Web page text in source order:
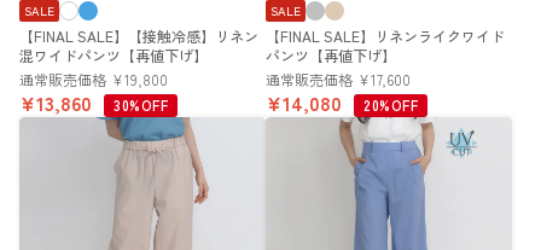
【FINAL SALE】【接触冷感】リネン
混ワイドパンツ【再値下げ】
SALE
通常販売価格 ¥19,800
¥13,860 30%OFF
【FINAL SALE】リネンライクワイド
パンツ【再値下げ】
SALE
通常販売価格 ¥17,600
¥14,080 20%OFF